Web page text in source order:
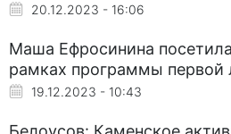
20.12.2023 - 16:06
Маша Ефросинина
рамках программы первой
19.12.2023 - 10:43